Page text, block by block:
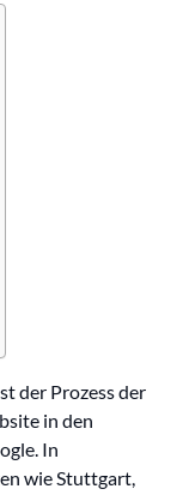
der Prozess der
in den
In
wie Stuttgart,